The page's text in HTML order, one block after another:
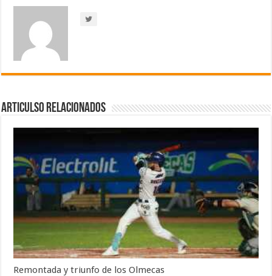
Articulso Relacionados
Remontada y triunfo de los Olmecas